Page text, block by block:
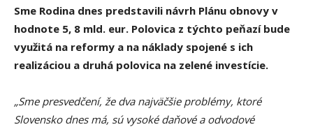
Sme Rodina dnes predstavili návrh Plánu obnovy v
hodnote 5, 8 mld. eur. Polovica z týchto peňazí bude
využitá na reformy a na náklady spojené s ich
realizáciou a druhá polovica na zelené investície.
„Sme presvedčení, že dva najväčšie problémy, ktoré
Slovensko dnes má, sú vysoké daňové a odvodové